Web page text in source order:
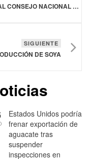
GRANJAS CARROLL SE INTEGRA AL CONSEJO NACIONAL AGROPECUARIO
SIGUIENTE
DE SOYA
Estados Unidos podría
frenar exportación de
aguacate tras
suspender
inspecciones en